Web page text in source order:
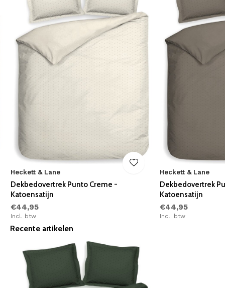
Heckett & Lane
Dekbedovertrek Punto Creme -
Katoensatijn
€44,95
Incl. btw
Heckett & Lane
Dekbedovertrek
Katoensatijn
€44,95
Incl. btw
Recente artikelen